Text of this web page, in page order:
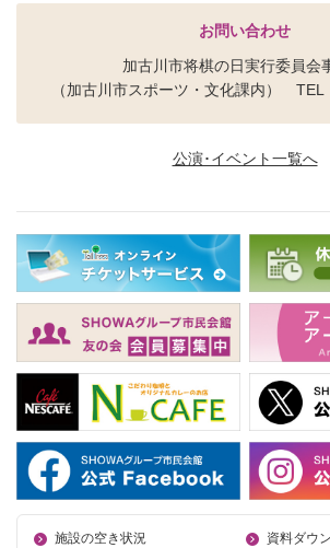
お問い合わせ
加古川市将棋の日実行委員会
（加古川市スポーツ・文化課内） TEL
公演･イベント一覧へ
施設の空き状況
資料ダウ